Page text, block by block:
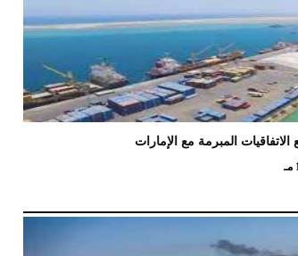
المبرمة مع الإمارات